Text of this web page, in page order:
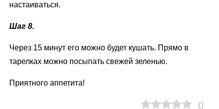
настаиваться.
Шаг 8.
Через 15 минут его можно будет кушать. Прямо в
тарелках можно посыпать свежей зеленью.
Приятного аппетита!
0